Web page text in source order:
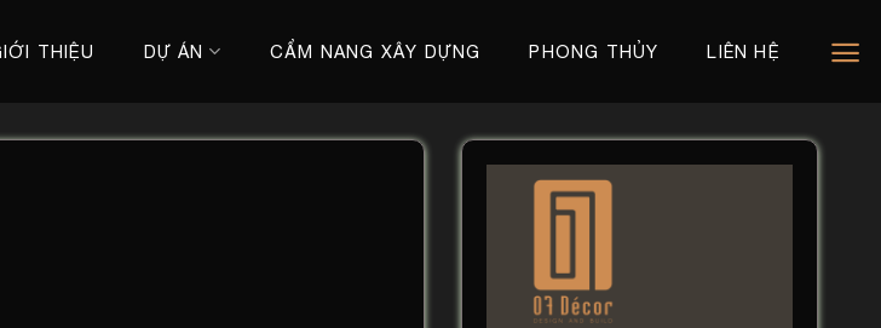
THIỆU DỰ ÁN CẨM NANG XÂY DỰNG PHONG THỦY LIÊN HỆ